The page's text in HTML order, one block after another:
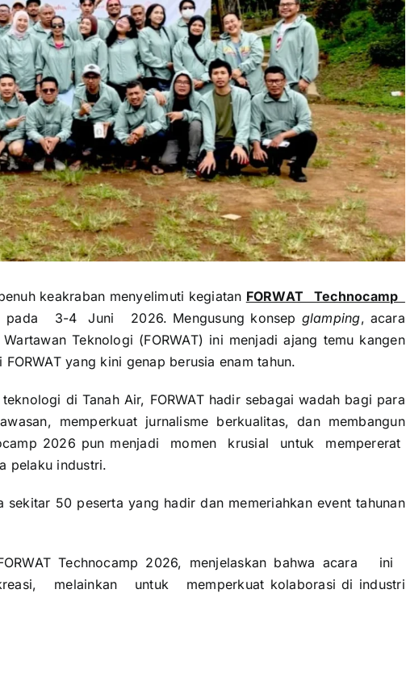
keakraban menyelimuti kegiatan FORWAT Technocamp
3-4 Juni 2026. Mengusung konsep glamping, acara
Teknologi (FORWAT) ini menjadi ajang temu kangen
yang kini genap berusia enam tahun.
di Tanah Air, FORWAT hadir sebagai wadah bagi para
memperkuat jurnalisme berkualitas, dan membangun
2026 pun menjadi momen krusial untuk mempererat
pelaku industri.
50 peserta yang hadir dan memeriahkan event tahunan
Technocamp 2026, menjelaskan bahwa acara ini
melainkan untuk memperkuat kolaborasi di industri